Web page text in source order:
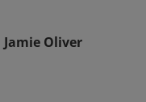
Jamie Oliver